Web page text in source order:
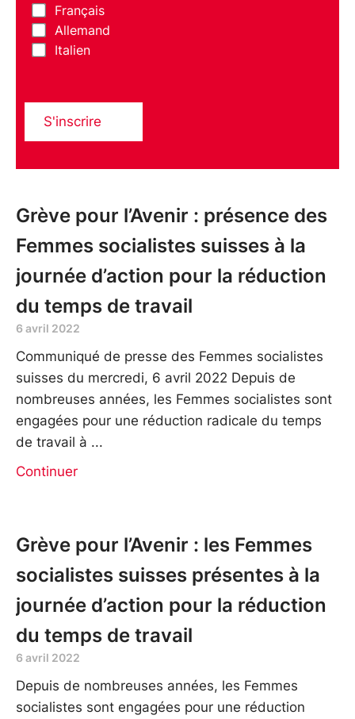
Français
Allemand
Italien
S'inscrire
Grève pour l’Avenir : présence des
Femmes socialistes suisses à la
journée d’action pour la réduction
du temps de travail
6 avril 2022
Communiqué de presse des Femmes socialistes
suisses du mercredi, 6 avril 2022 Depuis de
nombreuses années, les Femmes socialistes sont
engagées pour une réduction radicale du temps
de travail à
Continuer
Grève pour l’Avenir : les Femmes
socialistes suisses présentes à la
journée d’action pour la réduction
du temps de travail
6 avril 2022
Depuis de nombreuses années, les Femmes
socialistes sont engagées pour une réduction